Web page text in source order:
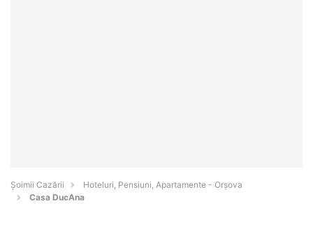
Șoimii Cazării
Hoteluri, Pensiuni, Apartamente - Orşova
Casa DucAna